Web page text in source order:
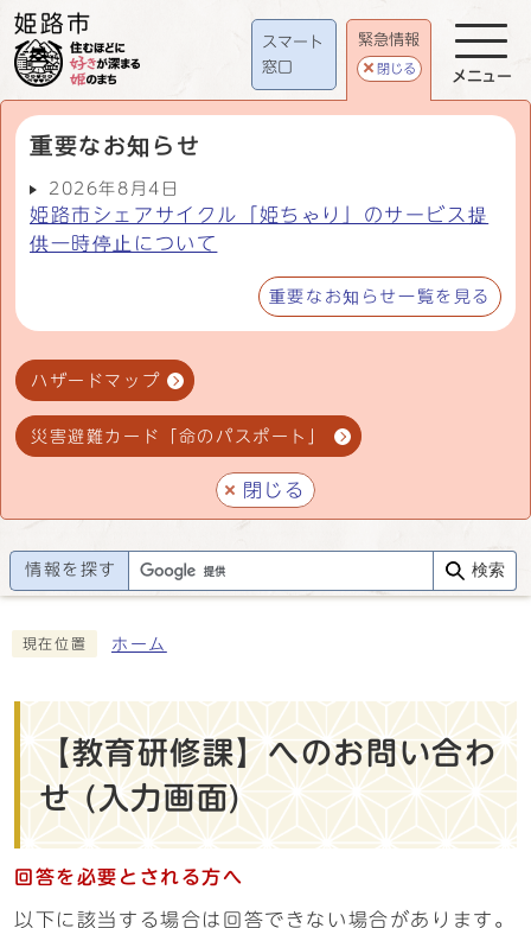
スマート
窓口
緊急情報
閉じる
重要なお知らせ
2026年8月4日
姫路市シェアサイクル「姫ちゃり」のサービス提
供一時停止について
重要なお知らせ一覧を見る
ハザードマップ
災害避難カード「命のパスポート」
閉じる
メニュー
情報を探す 検索
現在位置 ホーム
【教育研修課】へのお問い合わ
せ (入力画面)
回答を必要とされる方へ
以下に該当する場合は回答できない場合があります。